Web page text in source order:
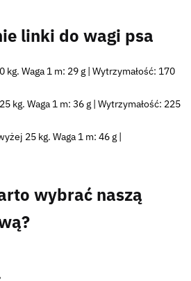
linki do wagi psa
kg. Waga 1 m: 29 g | Wytrzymałość: 170
kg. Waga 1 m: 36 g | Wytrzymałość: 225
25 kg. Waga 1 m: 46 g |
wybrać naszą